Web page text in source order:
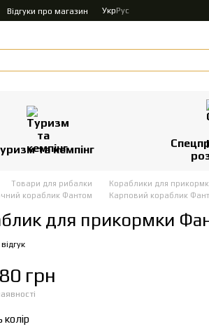
Відгуки про магазин УкрРус
та кемпінг
Товари для рибалки Кораблики для
кораблик Фантом
Карповий кораблик
для прикормки
грн
колір